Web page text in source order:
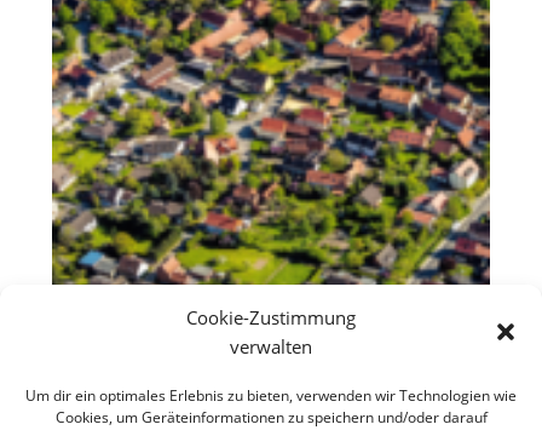
Cookie-Zustimmung
verwalten
Um dir ein optimales Erlebnis zu bieten, verwenden wir Technologien wie
Cookies, um Geräteinformationen zu speichern und/oder darauf